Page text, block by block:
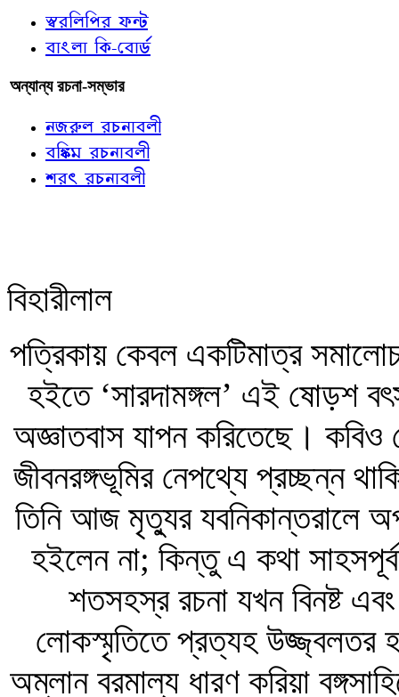
স্বরলিপির ফন্ট
বাংলা কি-বোর্ড
অন্যান্য রচনা-সম্ভার
নজরুল রচনাবলী
বঙ্কিম রচনাবলী
শরৎ রচনাবলী
বিহারীলাল
পত্রিকায় কেবল একটিমাত্র
হইতে ‘সারদামঙ্গল’ এই ষোড়শ
অজ্ঞাতবাস যাপন করিতেছে। কবিও
জীবনরঙ্গভূমির নেপথ্যে প্রচ্ছন্ন
তিনি আজ মৃত্যুর যবনিকান্তরালে
হইলেন না; কিন্তু এ কথা
শতসহস্র রচনা যখন বিনষ্ট
লোকস্মৃতিতে প্রত্যহ উজ্জ্বলতর
অম্লান বরমাল্য ধারণ করিয়া